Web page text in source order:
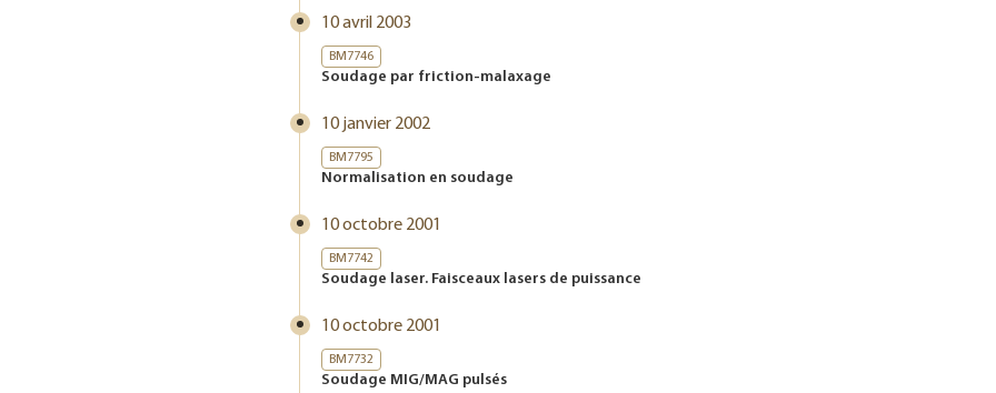
10 avril 2003
BM7746
Soudage par friction-malaxage
10 janvier 2002
BM7795
Normalisation en soudage
10 octobre 2001
BM7742
Soudage laser. Faisceaux lasers de puissance
10 octobre 2001
BM7732
Soudage MIG/MAG pulsés